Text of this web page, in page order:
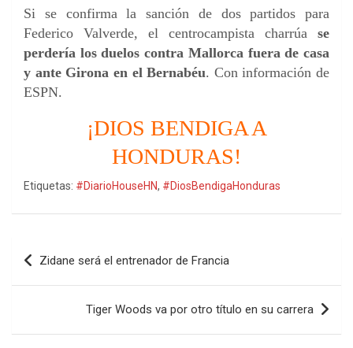
Si se confirma la sanción de dos partidos para
Federico Valverde, el centrocampista charrúa se
perdería los duelos contra Mallorca fuera de casa
y ante Girona en el Bernabéu. Con información de
ESPN.
¡DIOS BENDIGA A
HONDURAS!
Etiquetas: #DiarioHouseHN, #DiosBendigaHonduras
Navegación
de
entradas
Zidane será el entrenador de Francia
Tiger Woods va por otro título en su carrera